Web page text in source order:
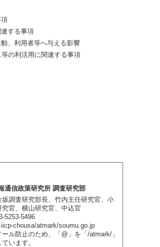
項
連する事項
動、利用者等へ与える影響
の利活用に関連する事項
通信政策研究所 調査研究部
坂調査研究部長、竹内主任研究官、小
究官、横山研究官、中込官
5253-5496
iicp-chousa/atmark/soumu.go.jp
ル防止のため、「@」を「/atmark/」
います。